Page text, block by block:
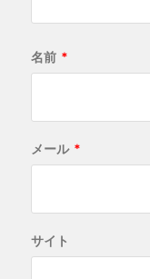
名前 *
メール *
サイト